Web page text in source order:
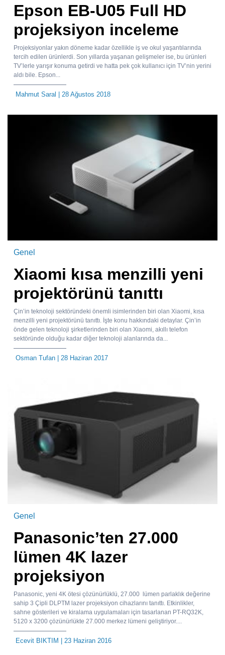
Epson EB-U05 Full HD
projeksiyon inceleme
Projeksiyonlar yakın döneme kadar özellikle iş ve okul yaşantılarında
tercih edilen ürünlerdi. Son yıllarda yaşanan gelişmeler ise, bu ürünleri
TV’lerle yarışır konuma getirdi ve hatta pek çok kullanıcı için TV’nin yerini
aldı bile. Epson...
Mahmut Saral | 28 Ağustos 2018
Genel
Xiaomi kısa menzilli yeni
projektörünü tanıttı
Çin’in teknoloji sektöründeki önemli isimlerinden biri olan Xiaomi, kısa
menzilli yeni projektörünü tanıttı. İşte konu hakkındaki detaylar. Çin’in
önde gelen teknoloji şirketlerinden biri olan Xiaomi, akıllı telefon
sektöründe olduğu kadar diğer teknoloji alanlarında da...
Osman Tufan | 28 Haziran 2017
Genel
Panasonic’ten 27.000
lümen 4K lazer
projeksiyon
Panasonic, yeni 4K ötesi çözünürlüklü, 27.000 lümen parlaklık değerine
sahip 3 Çipli DLPTM lazer projeksiyon cihazlarını tanıttı. Etkinlikler,
sahne gösterileri ve kiralama uygulamaları için tasarlanan PT-RQ32K,
5120 x 3200 çözünürlükte 27.000 merkez lümeni geliştiriyor....
Ecevit BIKTIM | 23 Haziran 2016